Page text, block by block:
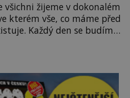
všichni žijeme v dokonalém
kterém vše, co máme před
Každý den se budíme
která je do určité míry k
světa. Tato
seriózní filozofickou hypoté